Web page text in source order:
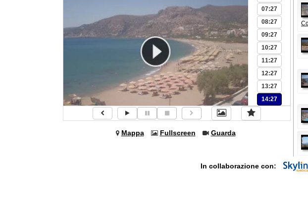
07:27
08:27
09:27
10:27
11:27
12:27
13:27
14:27
Mappa Fullscreen Guarda
In collaborazione con: